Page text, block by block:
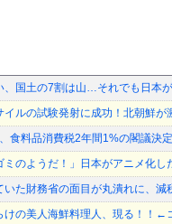
、国土の7割は山…それでも日本
イルの試験発射に成功！北朝鮮
、食料品消費税2年間1%の閣議
のようだ！」日本がアニメ化し
た財務省の面目が丸潰れに、
けの美人海鮮料理人、現る！！